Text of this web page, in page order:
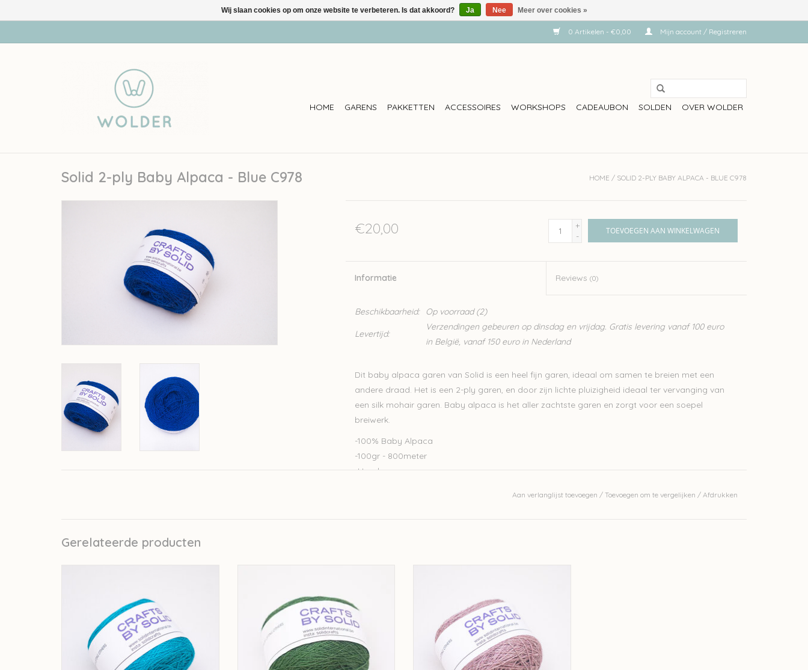
0 Artikelen - €0,00 Mijn account / Registreren
HOME GARENS PAKKETTEN ACCESSOIRES WORKSHOPS CADEAUBON SOLDEN OVER WOLDER
Solid 2-ply Baby Alpaca - Blue C978 HOME / SOLID 2-PLY BABY ALPACA - BLUE C978
€20,00
+
-
TOEVOEGEN AAN WINKELWAGEN
Informatie Reviews(0)
Beschikbaarheid: Op voorraad(2)
Levertijd:
Verzendingen gebeuren op dinsdag en vrijdag. Gratis levering vanaf 100 euro
in België, vanaf 150 euro in Nederland
Dit baby alpaca garen van Solid is een heel fijn garen, ideaal om samen te breien met een
andere draad. Het is een 2-ply garen, en door zijn lichte pluizigheid ideaal ter vervanging van
een silk mohair garen. Baby alpaca is het aller zachtste garen en zorgt voor een soepel
breiwerk.
-100% Baby Alpaca
-100gr - 800meter
-Handwas
Let op: de kleur op beeld kan afwijken van de werkelijke kleur.
Aan verlanglijst toevoegen / Toevoegen om te vergelijken / Afdrukken
Gerelateerde producten
Wij slaan cookies op om onze website te verbeteren. Is dat akkoord? Ja Nee Meer over cookies »